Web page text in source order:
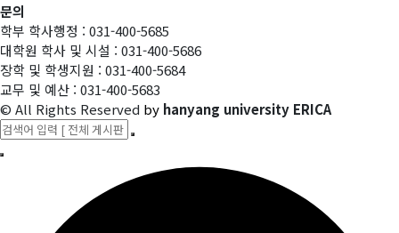
문의
학부 학사행정 : 031-400-5685
대학원 학사 및 시설 : 031-400-5686
장학 및 학생지원 : 031-400-5684
교무 및 예산 : 031-400-5683
© All Rights Reserved by hanyang university ERICA